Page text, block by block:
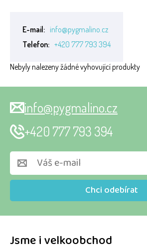
E-mail: info@pygmalino.cz
Telefon: +420 777 793 394
Nebyly nalezeny žádné vyhovující produkty
Jsme i velkoobchod
Chci odebírat
info@pygmalino.cz
+420 777 793 394